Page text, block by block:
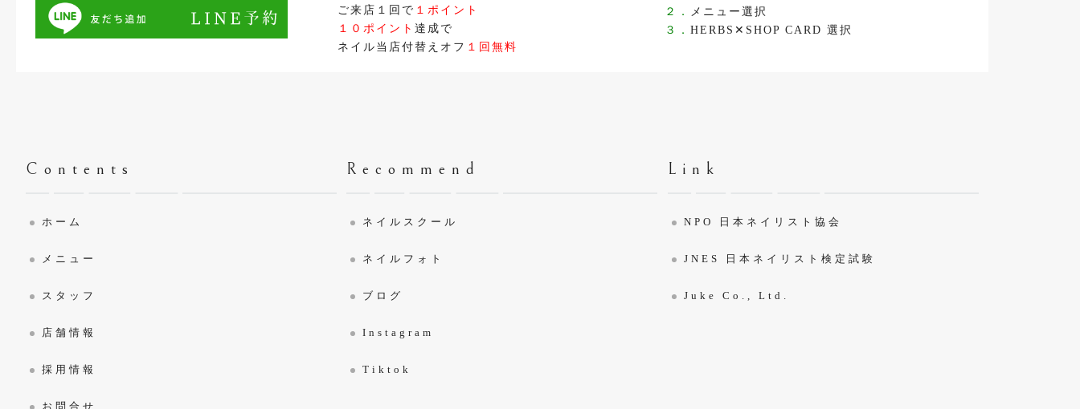
ご来店１回で １ポイント
１０ポイント達成で
ネイル当店付替えオフ １回無料
２．
メニュー選択
３． HERBS✕SHOP CARD 選択
Contents
ホーム
メニュー
スタッフ
店舗情報
採用情報
お問合せ
Recommend
ネイルスクール
ネイルフォト
ブログ
Instagram
Tiktok
Link
NPO 日本ネイリスト協会
JNES 日本ネイリスト検定試験
Juke Co., Ltd.